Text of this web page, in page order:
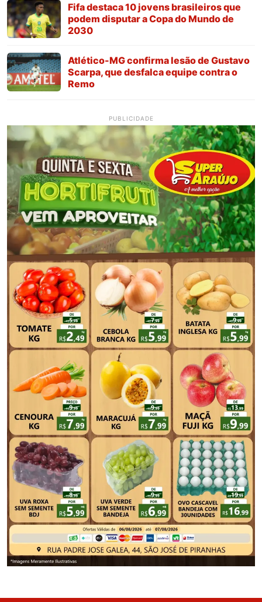
Fifa destaca 10 jovens brasileiros que
podem disputar a Copa do Mundo de
2030
Atlético-MG confirma lesão de Gustavo
Scarpa, que desfalca equipe contra o
Remo
PUBLICIDADE